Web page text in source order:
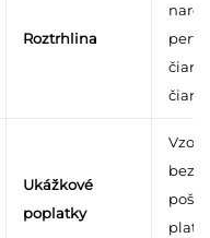
Roztrhlina
čiara,
čiara
Ukážkové
poplatky
platí